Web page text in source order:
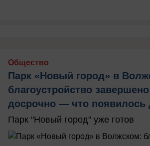
Общество
Парк «Новый город» в
благоустройство завершено
досрочно — что появилось
Парк "Новый город" уже готов